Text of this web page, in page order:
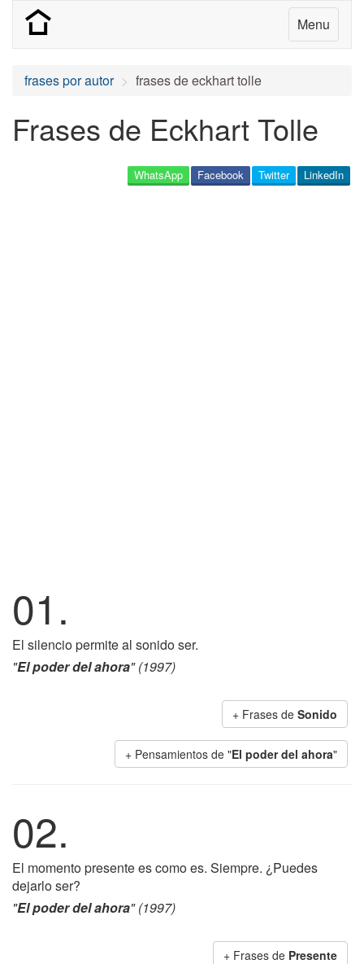
Menu
frases por autor frases de eckhart tolle
Frases de Eckhart Tolle
LinkedIn
Twitter
Facebook
WhatsApp
01.
El silencio permite al sonido ser.
"El poder del ahora" (1997)
+ Frases de Sonido
+ Pensamientos de "El poder del ahora"
02.
El momento presente es como es. Siempre. ¿Puedes
dejarlo ser?
"El poder del ahora" (1997)
+ Frases de Presente